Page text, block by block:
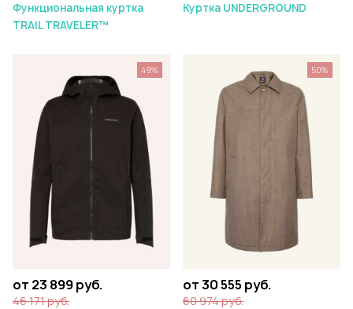
Функциональная куртка
TRAIL TRAVELER™
Куртка UNDERGROUND
от 23 899 руб.
46 171 руб.
49%
от 30 555 руб.
60 974 руб.
50%